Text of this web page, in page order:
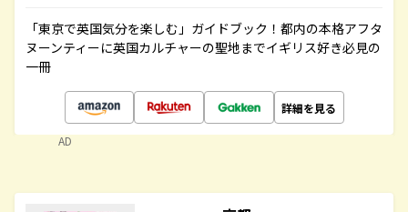
「東京で英国気分を楽しむ」ガイドブック！都内の本格アフタ
ヌーンティーに英国カルチャーの聖地までイギリス好き必見の
一冊
詳細を見る
AD